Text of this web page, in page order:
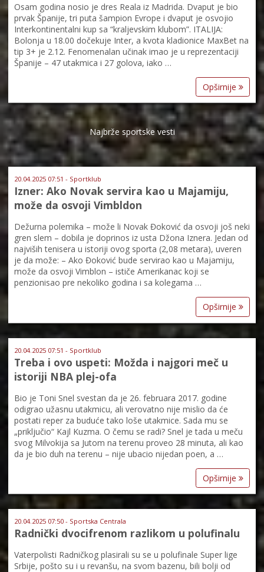
Osam godina nosio je dres Reala iz Madrida. Dvaput je bio
prvak Španije, tri puta šampion Evrope i dvaput je osvojio
Interkontinentalni kup sa “kraljevskim klubom”. ITALIJA:
Bolonja u 18.00 dočekuje Inter, a kvota kladionice MaxBet na
tip 3+ je 2.12. Fenomenalan učinak imao je u reprezentaciji
Španije – 47 utakmica i 27 golova, iako …
Opširnije
Najbrže sportske vesti
20.04.2025 07:51 - Sportklub
Izner: Ako Novak servira kao u Majamiju,
može da osvoji Vimbldon
Dežurna polemika – može li Novak Đoković da osvoji još neki
gren slem – dobila je doprinos iz usta Džona Iznera. Jedan od
najviših tenisera u istoriji ovog sporta (2,08 metara), uveren
je da može: – Ako Đoković bude servirao kao u Majamiju,
može da osvoji Vimblon – ističe Amerikanac koji se
penzionisao pre nekoliko godina i sa kolegama …
Opširnije
20.04.2025 07:51 - Sportklub
Treba i ovo uspeti: Možda i najgori meč u
istoriji NBA plej-ofa
Bio je Toni Snel svestan da je 26. februara 2017. godine
odigrao užasnu utakmicu, ali verovatno nije mislio da će
postati reper za buduće tako loše utakmice. Sada mu se
„priključio“ Kajl Kuzma. O čemu se radi? Snel je tada u meču
svog Milvokija sa Jutom na terenu proveo 28 minuta, ali kao
da je bio duh na terenu – nije ubacio nijedan poen, a …
Opširnije
20.04.2025 07:50 - Sportska Centrala
Radnički dvocifrenom razlikom u polufinalu
Vaterpolisti Radničkog plasirali su se u polufinale Super lige
Srbije, pošto su i u revanšu, na svom bazenu, bili bolji od